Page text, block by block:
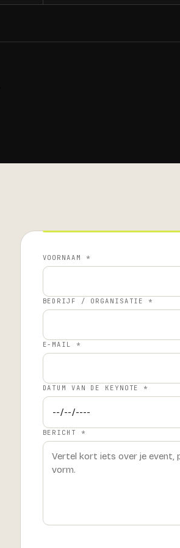
VOORNAAM *
BEDRIJF / ORGANISATIE *
E-MAIL *
DATUM VAN DE KEYNOTE *
BERICHT *